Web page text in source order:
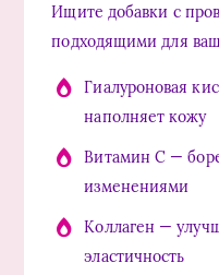
Ищите добавки с
подходящими для
Гиалуроновая
наполняет кожу
Витамин C —
изменениями
Коллаген —
эластичность